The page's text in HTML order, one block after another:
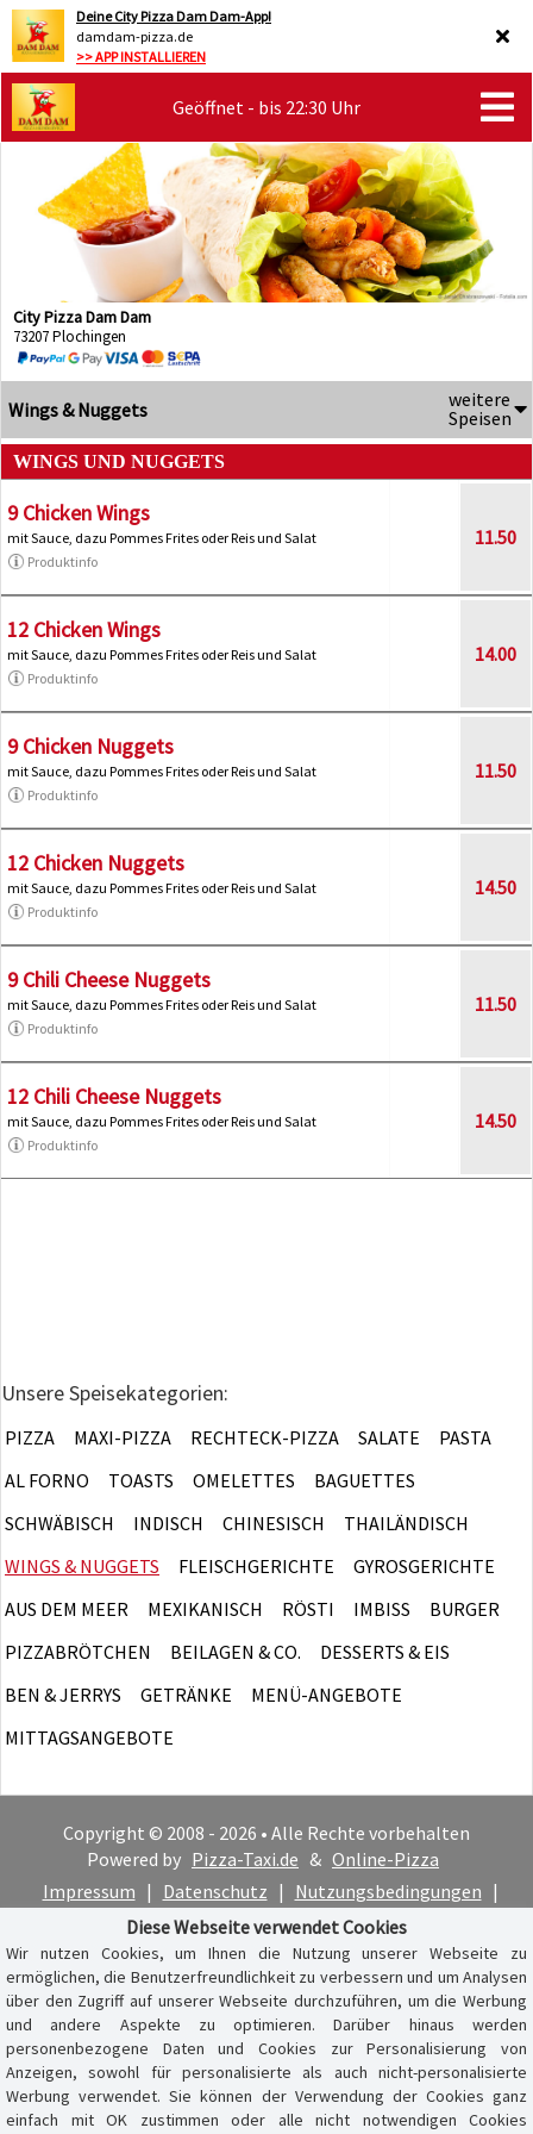
Deine City Pizza Dam Dam-App!
damdam-pizza.de
>> APP INSTALLIEREN
Geöffnet - bis 22:30 Uhr
City Pizza Dam Dam
73207 Plochingen
Wings & Nuggets
weitere
Speisen
WINGS UND NUGGETS
9 Chicken Wings
mit Sauce, dazu Pommes Frites oder Reis und Salat
Produktinfo
11.50
12 Chicken Wings
mit Sauce, dazu Pommes Frites oder Reis und Salat
Produktinfo
14.00
9 Chicken Nuggets
mit Sauce, dazu Pommes Frites oder Reis und Salat
Produktinfo
11.50
12 Chicken Nuggets
mit Sauce, dazu Pommes Frites oder Reis und Salat
Produktinfo
14.50
9 Chili Cheese Nuggets
mit Sauce, dazu Pommes Frites oder Reis und Salat
Produktinfo
11.50
12 Chili Cheese Nuggets
mit Sauce, dazu Pommes Frites oder Reis und Salat
Produktinfo
14.50
Unsere Speisekategorien:
PIZZA MAXI-PIZZA RECHTECK-PIZZA SALATE
PASTA
AL FORNO
TOASTS OMELETTES
BAGUETTES
SCHWÄBISCH
INDISCH CHINESISCH
THAILÄNDISCH
WINGS & NUGGETS
FLEISCHGERICHTE
GYROSGERICHTE
AUS DEM MEER
MEXIKANISCH RÖSTI IMBISS
BURGER
PIZZABRÖTCHEN
BEILAGEN & CO.
DESSERTS & EIS
BEN & JERRYS
GETRÄNKE
MENÜ-ANGEBOTE
MITTAGSANGEBOTE
Copyright © 2008 - 2026 • Alle Rechte vorbehalten
Powered by Pizza-Taxi.de & Online-Pizza
Impressum | Datenschutz | Nutzungsbedingungen |
Cookie-Hinweis
Diese Webseite verwendet Cookies
Wir nutzen Cookies, um Ihnen die Nutzung unserer Webseite zu
ermöglichen, die Benutzerfreundlichkeit zu verbessern und um Analysen
über den Zugriff auf unserer Webseite durchzuführen, um die Werbung
und andere Aspekte zu optimieren. Darüber hinaus werden
personenbezogene Daten und Cookies zur Personalisierung von
Anzeigen, sowohl für personalisierte als auch nicht-personalisierte
Werbung verwendet. Sie können der Verwendung der Cookies ganz
einfach mit OK zustimmen oder alle nicht notwendigen Cookies